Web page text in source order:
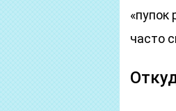
«пупок
часто